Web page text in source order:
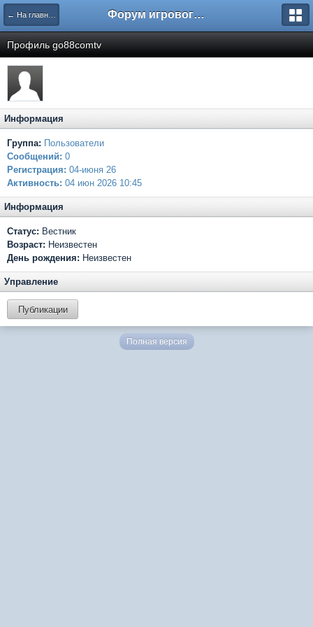
← На главную Форум игрового проекта Riverrise
Профиль go88comtv
Информация
Группа: Пользователи
Сообщений: 0
Регистрация: 04-июня 26
Активность: 04 июн 2026 10:45
Информация
Статус: Вестник
Возраст: Неизвестен
День рождения: Неизвестен
Управление
Публикации
Полная версия